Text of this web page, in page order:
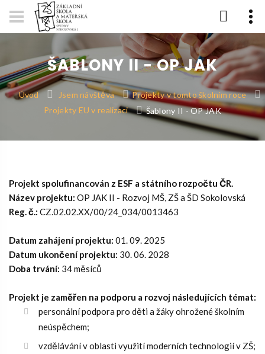
ŠABLONY II - OP JAK
Úvod Jsem návštěva
Projekty v tomto školním roce
Projekty EU v realizaci
Šablony II - OP JAK
Projekt spolufinancován z ESF a státního rozpočtu ČR.
Název projektu: OP JAK II - Rozvoj MŠ, ZŠ a ŠD Sokolovská
Reg. č.: CZ.02.02.XX/00/24_034/0013463
Datum zahájení projektu: 01. 09. 2025
Datum ukončení projektu: 30. 06. 2028
Doba trvání: 34 měsíců
Projekt je zaměřen na podporu a rozvoj následujících témat:
personální podpora pro děti a žáky ohrožené školním
neúspěchem;
vzdělávání v oblasti využití moderních technologií v ZŠ;